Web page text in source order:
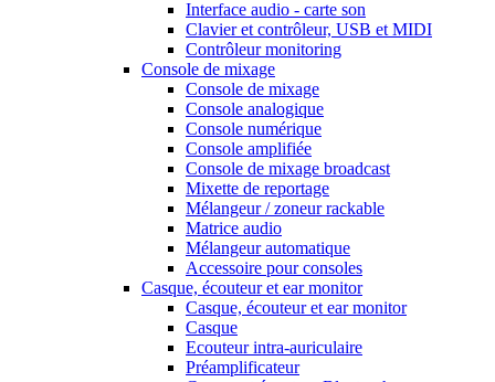
Interface audio - carte son
Clavier et contrôleur, USB et MIDI
Contrôleur monitoring
Console de mixage
Console de mixage
Console analogique
Console numérique
Console amplifiée
Console de mixage broadcast
Mixette de reportage
Mélangeur / zoneur rackable
Matrice audio
Mélangeur automatique
Accessoire pour consoles
Casque, écouteur et ear monitor
Casque, écouteur et ear monitor
Casque
Ecouteur intra-auriculaire
Préamplificateur